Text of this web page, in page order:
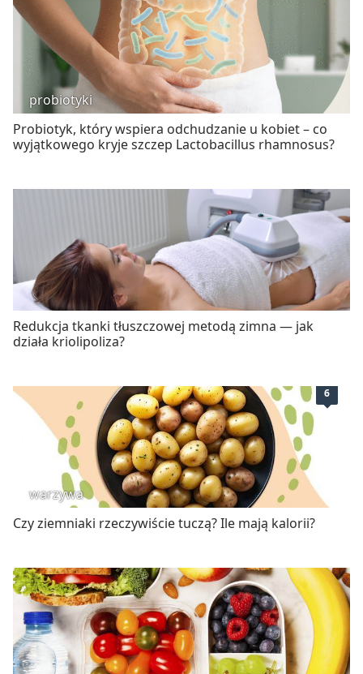
probiotyki
Probiotyk, który wspiera odchudzanie u kobiet – co
wyjątkowego kryje szczep Lactobacillus rhamnosus?
Redukcja tkanki tłuszczowej metodą zimna — jak
działa kriolipoliza?
6
warzywa
Czy ziemniaki rzeczywiście tuczą? Ile mają kalorii?